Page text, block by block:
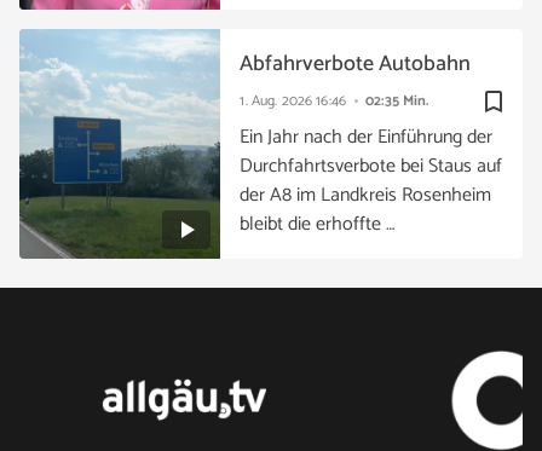
bookmark_border
1. Aug. 202616:46 02:35 Min.
Abfahrverbote Autobahn
Ein Jahr nach der Einführung der
Durchfahrtsverbote bei Staus auf
der A8 im Landkreis Rosenheim
bleibt die erhoffte …